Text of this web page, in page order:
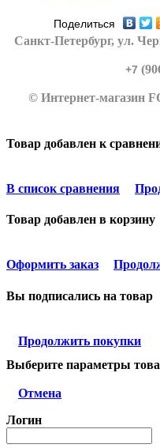
Поделиться
Санкт-Петербург, ул.
+7
© Интернет-магазин
Товар добавлен к
В список сравнения
Товар добавлен в корзину
Оформить заказ
Вы подписались на товар
Продолжить покупки
Выберите параметры
Отмена
Логин